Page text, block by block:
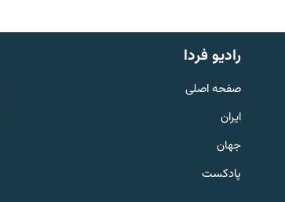
English
به ما بپیوندید
رادیو فردا
صفحه اصلی
ایران
جهان
پادکست